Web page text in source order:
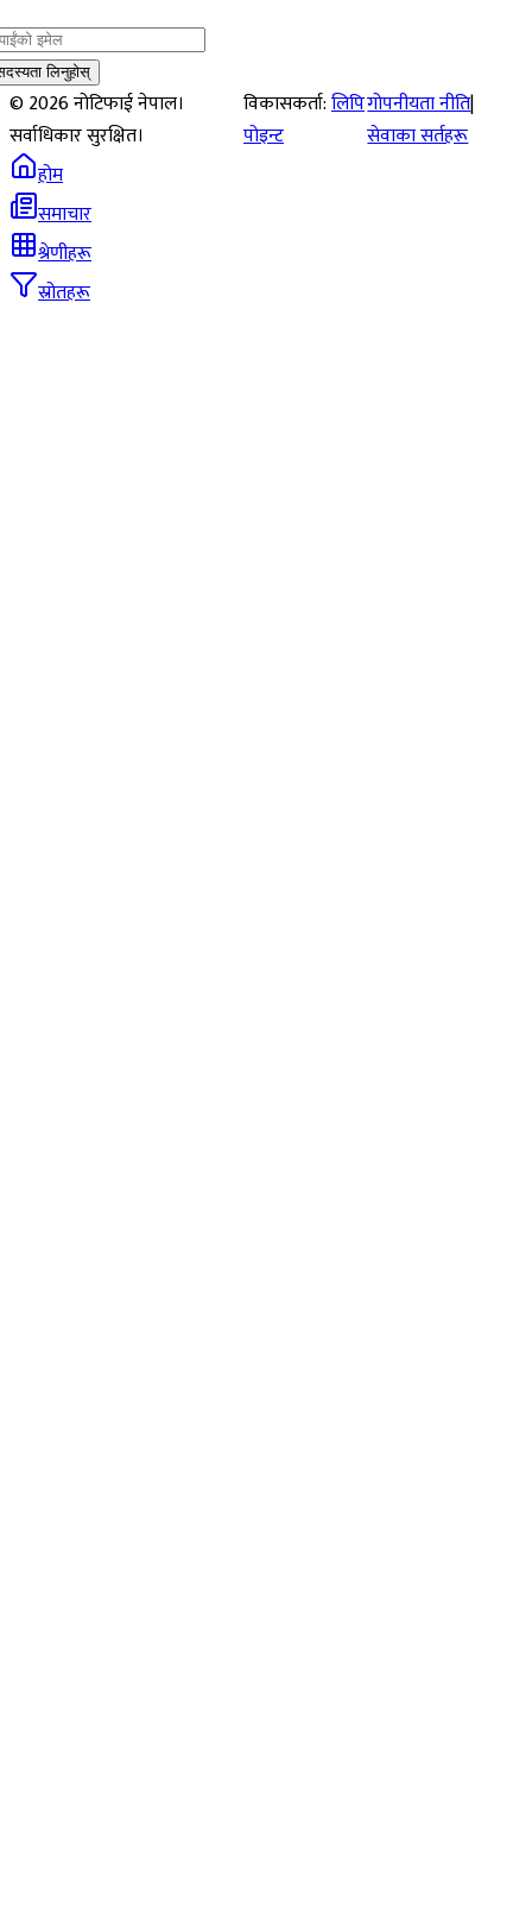
लिनुहोस्
©2026नोटिफाई नेपाल।
सर्वाधिकार सुरक्षित।
विकासकर्ता:लिपि
पोइन्ट
गोपनीयता नीति|
सेवाका सर्तहरू
होम
समाचार
श्रेणीहरू
स्रोतहरू